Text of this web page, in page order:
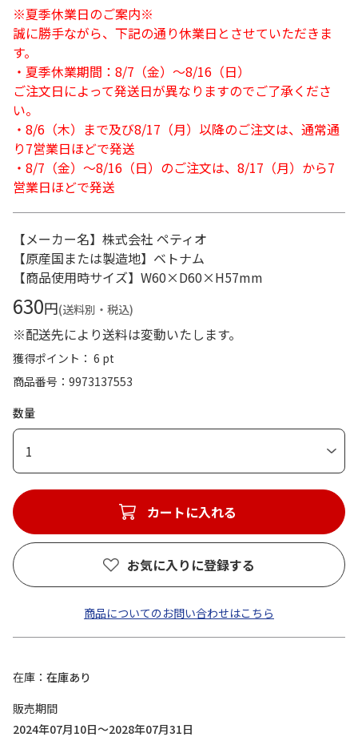
※夏季休業日のご案内※
誠に勝手ながら、下記の通り休業日とさせていただきま
す。
・夏季休業期間：8/7（金）～8/16（日）
ご注文日によって発送日が異なりますのでご了承くださ
い。
・8/6（木）まで及び8/17（月）以降のご注文は、通常通
り7営業日ほどで発送
・8/7（金）～8/16（日）のご注文は、8/17（月）から7
営業日ほどで発送
【メーカー名】株式会社 ペティオ
【原産国または製造地】ベトナム
【商品使用時サイズ】W60×D60×H57mm
630円(送料別・税込)
※配送先により送料は変動いたします。
獲得ポイント： 6 pt
商品番号
9973137553
数量
1
カートに入れる
お気に入りに登録する
商品についてのお問い合わせはこちら
在庫
在庫あり
販売期間
2024年07月10日～2028年07月31日